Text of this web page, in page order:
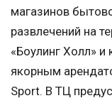
магазинов
развлечений на
«Боулинг Холл» и
якорным
Sport. В ТЦ